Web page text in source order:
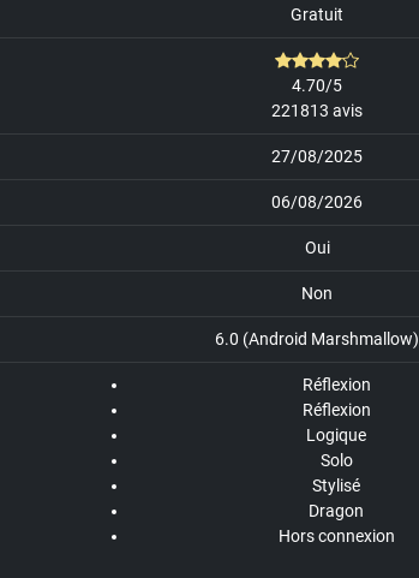
Gratuit
4.70/5
221813 avis
27/08/2025
06/08/2026
Oui
Non
6.0 (Android Marshmallow)
Réflexion
Réflexion
Logique
Solo
Stylisé
Dragon
Hors connexion